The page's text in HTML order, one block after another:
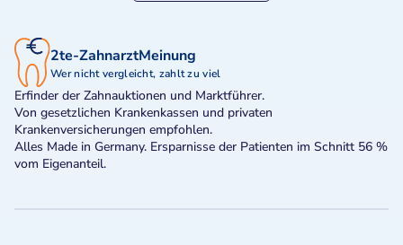
2te-ZahnarztMeinung
Wer nicht vergleicht, zahlt zu viel
Erfinder der Zahnauktionen und Marktführer.
Von gesetzlichen Krankenkassen und privaten
Krankenversicherungen empfohlen.
Alles Made in Germany. Ersparnisse der Patienten im Schnitt 56 %
vom Eigenanteil.